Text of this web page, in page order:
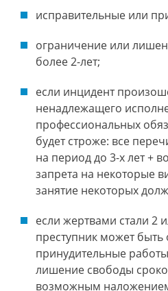
исправительные или
ограничение или
более 2-лет;
если инцидент
ненадлежащего
профессиональных
будет строже: все
на период до 3-х лет +
запрета на некоторые
занятие некоторых
если жертвами стали 2
преступник может быть
принудительные
лишение свободы
возможным